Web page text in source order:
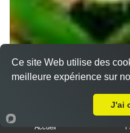
Accueil
Ce site Web utilise des
meilleure expérience sur
J'ai